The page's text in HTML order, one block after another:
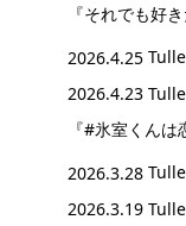
『それでも好
2026.4.25
2026.4.23
『#氷室くんは
2026.3.28
2026.3.19